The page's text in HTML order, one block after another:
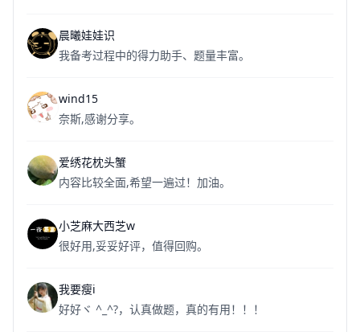
晨曦娃娃识
我备考过程中的得力助手、题量丰富。
wind15
奈斯,感谢分享。
爱绣花枕头蟹
内容比较全面,希望一遍过！加油。
小芝麻大西芝w
很好用,妥妥好评，值得回购。
我要瘦i
好好ヾ ^_^?，认真做题，真的有用！！！